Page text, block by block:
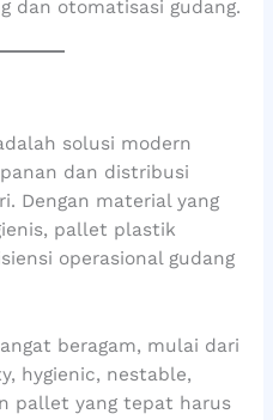
dan otomatisasi gudang.
solusi modern
dan distribusi
Dengan material yang
pallet plastik
operasional gudang
beragam, mulai dari
hygienic, nestable,
pallet yang tepat harus